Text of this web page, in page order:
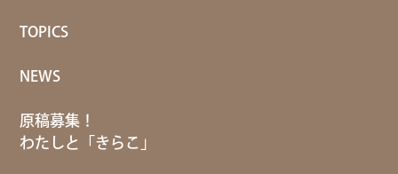
TOPICS
NEWS
原稿募集！
わたしと「きらこ」